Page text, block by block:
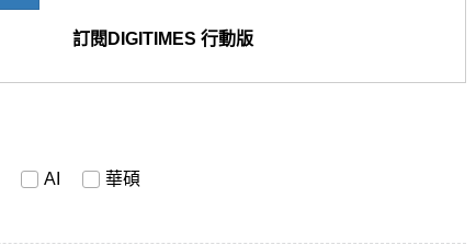
訂閱DIGITIMES 行動版
AI 華碩